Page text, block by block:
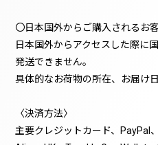
〇日本国外からご購入されるお
日本国外からアクセスした際に
発送できません。
具体的なお荷物の所在、お届け
〈決済方法〉
主要クレジットカード、PayPal